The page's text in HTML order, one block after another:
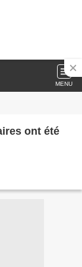
MENU
ont été